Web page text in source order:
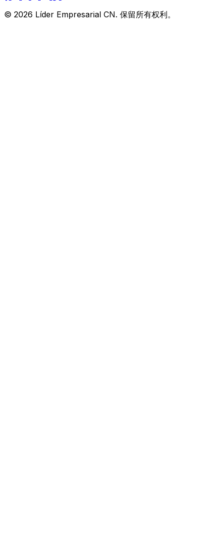
© 2026 Líder Empresarial CN. 保留所有权利。